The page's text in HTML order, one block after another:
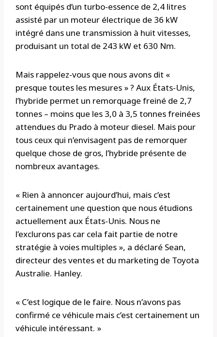
sont équipés d’un turbo-essence de 2,4 litres
assisté par un moteur électrique de 36 kW
intégré dans une transmission à huit vitesses,
produisant un total de 243 kW et 630 Nm.
Mais rappelez-vous que nous avons dit «
presque toutes les mesures » ? Aux États-Unis,
l’hybride permet un remorquage freiné de 2,7
tonnes – moins que les 3,0 à 3,5 tonnes freinées
attendues du Prado à moteur diesel. Mais pour
tous ceux qui n’envisagent pas de remorquer
quelque chose de gros, l’hybride présente de
nombreux avantages.
« Rien à annoncer aujourd’hui, mais c’est
certainement une question que nous étudions
actuellement aux États-Unis. Nous ne
l’exclurons pas car cela fait partie de notre
stratégie à voies multiples », a déclaré Sean,
directeur des ventes et du marketing de Toyota
Australie. Hanley.
« C’est logique de le faire. Nous n’avons pas
confirmé ce véhicule mais c’est certainement un
véhicule intéressant. »